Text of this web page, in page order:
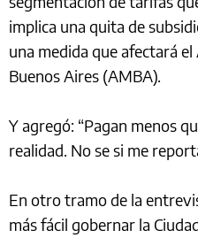
implica una quita de
una medida que afectará
Buenos Aires (AMBA).
Y agregó: “Pagan menos
realidad. No se si me
En otro tramo de la
más fácil gobernar la